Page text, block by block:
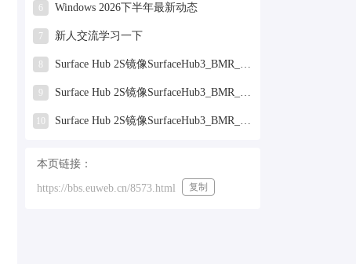
6 Windows 2026下半年最新动态
7 新人交流学习一下
8 Surface Hub 2S镜像SurfaceHub3_BMR_155000_2025.819.11244626.zip网盘下载
9 Surface Hub 2S镜像SurfaceHub3_BMR_155000_2025.319.9959381.zip网盘下载
10 Surface Hub 2S镜像SurfaceHub3_BMR_155000_2024.731.9330938.zip网盘下载
本页链接：
https://bbs.euweb.cn/8573.html 复制